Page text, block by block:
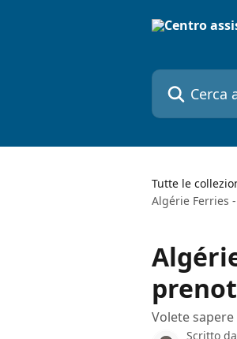
Cerca articoli…
Tutte le
Algérie Ferries
Volete
Scritto da